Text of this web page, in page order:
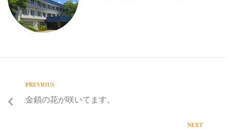
PREVIOUS
金鎖の花が咲いてます。
NEXT